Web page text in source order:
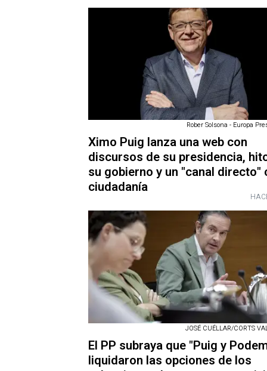
Rober Solsona - Europa
Ximo Puig lanza una web con
discursos de su presidencia,
su gobierno y un "canal directo"
ciudadanía
JOSÉ CUÉLLAR/CORTS
El PP subraya que "Puig y
liquidaron las opciones de los